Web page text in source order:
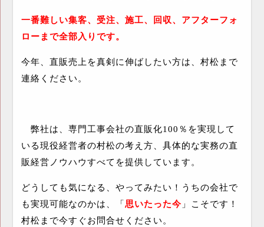
一番難しい集客、受注、施工、回収、アフターフォ
ローまで全部入りです。
今年、直販売上を真剣に伸ばしたい方は、村松まで
連絡ください。
弊社は、専門工事会社の直販化100 ％を実現して
いる現役経営者の村松の考え方、具体的な実務の直
販経営ノウハウすべてを提供しています。
どうしても気になる、やってみたい！うちの会社で
も実現可能なのかは、「 思いたった今 」こそです！
村松まで今すぐお問合せください。